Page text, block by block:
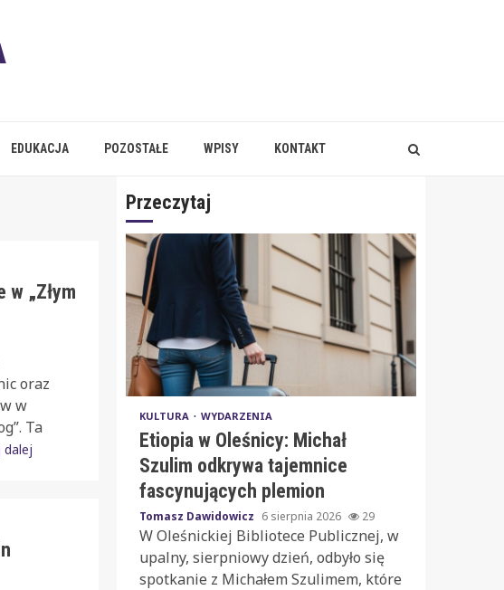
EDUKACJA POZOSTAŁE WPISY KONTAKT
„Złym
oraz
w
Ta
dalej
Przeczytaj
KULTURA WYDARZENIA
Etiopia w Oleśnicy: Michał
Szulim odkrywa tajemnice
fascynujących plemion
Tomasz Dawidowicz 6 sierpnia 2026 29
W Oleśnickiej Bibliotece Publicznej, w
upalny, sierpniowy dzień, odbyło się
spotkanie z Michałem Szulimem, które